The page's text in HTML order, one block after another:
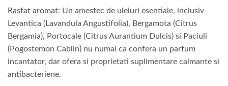
Rasfat aromat: Un amestec de uleiuri esentiale, inclusiv
Levantica (Lavandula Angustifolia), Bergamota (Citrus
Bergamia), Portocale (Citrus Aurantium Dulcis) si Paciuli
(Pogostemon Cablin) nu numai ca confera un parfum
incantator, dar ofera si proprietati suplimentare calmante si
antibacteriene.